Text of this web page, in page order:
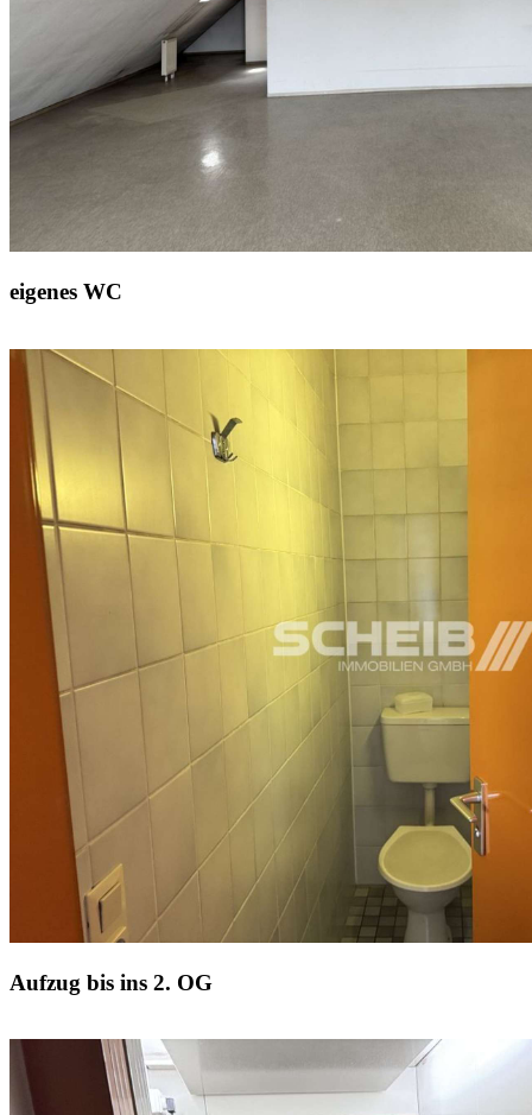
eigenes WC
Aufzug bis ins 2. OG